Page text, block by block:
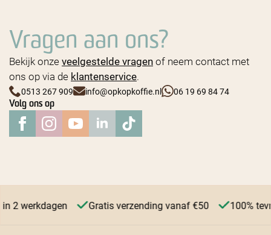
Vragen aan ons?
Bekijk onzeveelgestelde vragenof neem contact met
ons op via de klantenservice.
0513 267 909 info@opkopkoffie.nl 06 19 69 84 74
Volg ons op
2 werkdagen Gratis verzending vanaf €50 100%